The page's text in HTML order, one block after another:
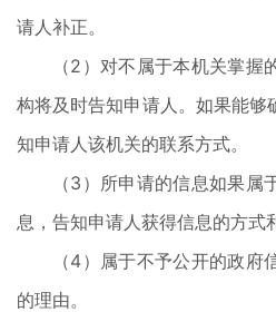
请人补正。
（2）对不属于本机关掌
构将及时告知申请人。如果能够
知申请人该机关的联系方式。
（3）所申请的信息如果
息，告知申请人获得信息的方式
（4）属于不予公开的政
的理由。